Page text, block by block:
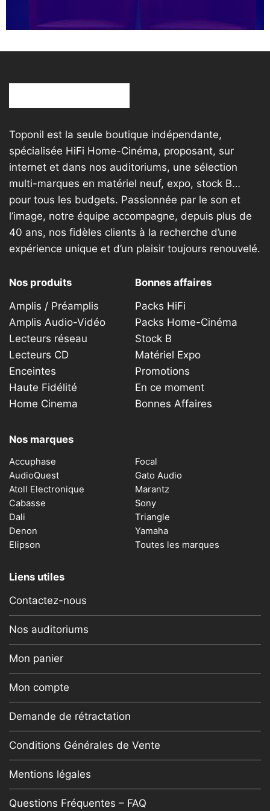
Toponil est la seule boutique indépendante,
spécialisée HiFi Home-Cinéma, proposant, sur
internet et dans nos auditoriums, une sélection
multi-marques en matériel neuf, expo, stock B…
pour tous les budgets. Passionnée par le son et
l’image, notre équipe accompagne, depuis plus de
40 ans, nos fidèles clients à la recherche d’une
expérience unique et d’un plaisir toujours renouvelé.
Nos produits
Amplis / Préamplis
Amplis Audio-Vidéo
Lecteurs réseau
Lecteurs CD
Enceintes
Haute Fidélité
Home Cinema
Bonnes affaires
Packs HiFi
Packs Home-Cinéma
Stock B
Matériel Expo
Promotions
En ce moment
Bonnes Affaires
Nos marques
Accuphase
AudioQuest
Atoll Electronique
Cabasse
Dali
Denon
Elipson
Focal
Gato Audio
Marantz
Sony
Triangle
Yamaha
Toutes les marques
Liens utiles
Contactez-nous
Nos auditoriums
Mon panier
Mon compte
Demande de rétractation
Conditions Générales de Vente
Mentions légales
Questions Fréquentes – FAQ